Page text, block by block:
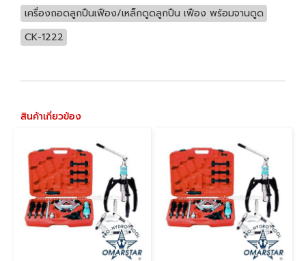
เครื่องถอดลูกปืนเฟือง/เหล็กดูดลูกปืน เฟือง พร้อมจานดูด
CK-1222
สินค้าเกี่ยวข้อง